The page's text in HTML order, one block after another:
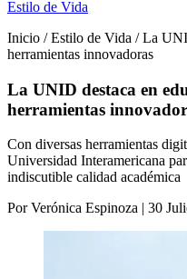
Estilo de Vida
Inicio / Estilo de Vida / La
herramientas innovadoras
La UNID destaca en
herramientas
Con diversas herramientas
Universidad Interamericana
indiscutible calidad académica
Por Verónica Espinoza | 30